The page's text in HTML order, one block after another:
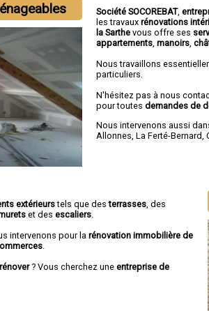
Société SOCOREBAT,
les travauxrénovations
la Sarthevous offre ses
appartements ,manoirs ,
Nous travaillons
particuliers.
N'hésitez pas à nous
pour toutesdemandes de
Nous intervenons aussi
Allonnes ,La Ferté-Bernard ,
extérieurstels que desterrasses , des
et des escaliers
intervenons pour la rénovation immobilière de
? Vous cherchez une entreprise de